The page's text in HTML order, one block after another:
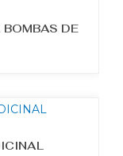
BOMBAS DE